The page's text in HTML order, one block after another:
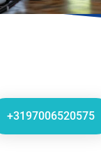
+3197006520575